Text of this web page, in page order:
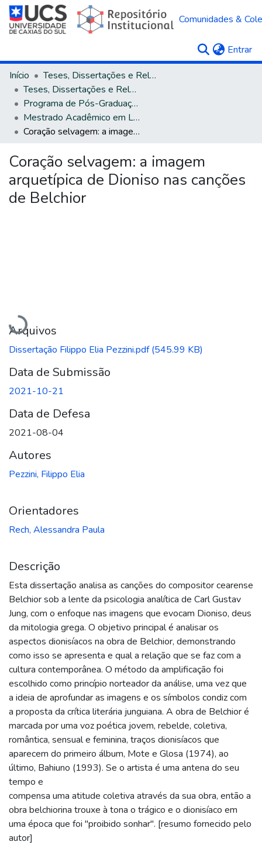
Comunidades &
Entrar
Início
Teses, Dissertações e Relatórios
Teses, Dissertações e Relatórios defendidos na UCS
Programa de Pós-Graduação em Letras
Mestrado Acadêmico em Letras e Cultura
Coração selvagem: a imagem arquetípica de Dioniso nas canções de Belchior
Coração selvagem: a imagem
arquetípica de Dioniso nas canções
de Belchior
Carregando...
Arquivos
Dissertação Filippo Elia Pezzini.pdf(545.99 KB)
Data de Submissão
2021-10-21
Data de Defesa
2021-08-04
Autores
Pezzini, Filippo Elia
Orientadores
Rech, Alessandra Paula
Descrição
Esta dissertação analisa as canções do compositor cearense
Belchior sob a lente da psicologia analítica de Carl Gustav
Jung, com o enfoque nas imagens que evocam Dioniso, deus
da mitologia grega. O objetivo principal é analisar os
aspectos dionisíacos na obra de Belchior, demonstrando
como isso se apresenta e qual a relação que se faz com a
cultura contemporânea. O método da amplificação foi
escolhido como princípio norteador da análise, uma vez que
a ideia de aprofundar as imagens e os símbolos condiz com
a proposta da crítica literária junguiana. A obra de Belchior é
marcada por uma voz poética jovem, rebelde, coletiva,
romântica, sensual e feminina, traços dionisíacos que
aparecem do primeiro álbum, Mote e Glosa (1974), ao
último, Bahiuno (1993). Se o artista é uma antena do seu
tempo e
compensa uma atitude coletiva através da sua obra, então a
obra belchiorina trouxe à tona o trágico e o dionisíaco em
uma época que foi "proibido sonhar". [resumo fornecido pelo
autor]